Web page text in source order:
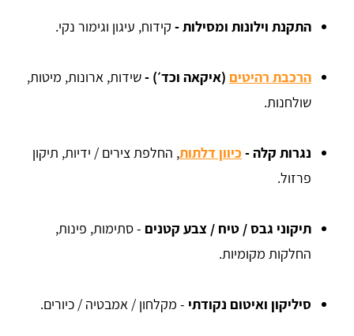
התקנת וילונות ומסילות - קידוח, עיגון וגימור נקי.
הרכבת רהיטים (איקאה וכד׳) -שידות, ארונות, מיטות,
שולחנות.
נגרות קלה - כיוון דלתות, החלפת צירים / ידיות, תיקון
פרזול.
תיקוני גבס / טיח / צבע קטנים - סתימות, פינות,
החלקות מקומיות.
סיליקון ואיטום נקודתי - מקלחון / אמבטיה / כיורים.